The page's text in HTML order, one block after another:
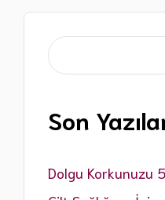
Ara
Son
Dolgu Korkunuzu